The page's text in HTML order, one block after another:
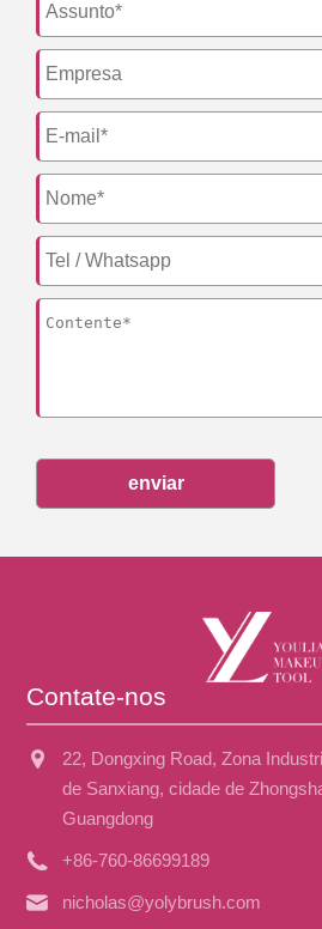
enviar
Contate-nos
22, Dongxing Road, Zona
de Sanxiang, cidade de
Guangdong
+86-760-86699189
nicholas@yolybrush.com